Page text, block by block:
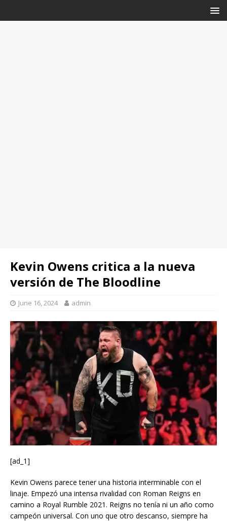
Kevin Owens critica a la nueva
versión de The Bloodline
June 16, 2024 admin
[ad_1]
Kevin Owens parece tener una historia interminable con el
linaje. Empezó una intensa rivalidad con Roman Reigns en
camino a Royal Rumble 2021. Reigns no tenía ni un año como
campeón universal. Con uno que otro descanso, siempre ha